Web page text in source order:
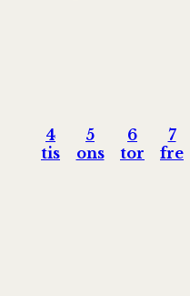
4
tis
5
ons
6
tor
7
fre